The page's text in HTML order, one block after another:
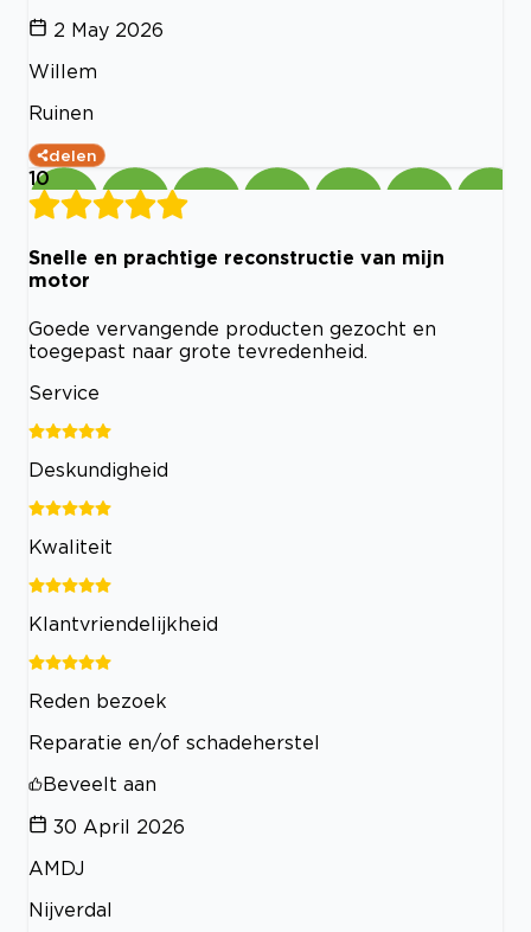
2 May 2026
Willem
Ruinen
delen
10
Snelle en prachtige reconstructie van mijn
motor
Goede vervangende producten gezocht en
toegepast naar grote tevredenheid.
Service
Deskundigheid
Kwaliteit
Klantvriendelijkheid
Reden bezoek
Reparatie en/of schadeherstel
Beveelt aan
30 April 2026
AMDJ
Nijverdal